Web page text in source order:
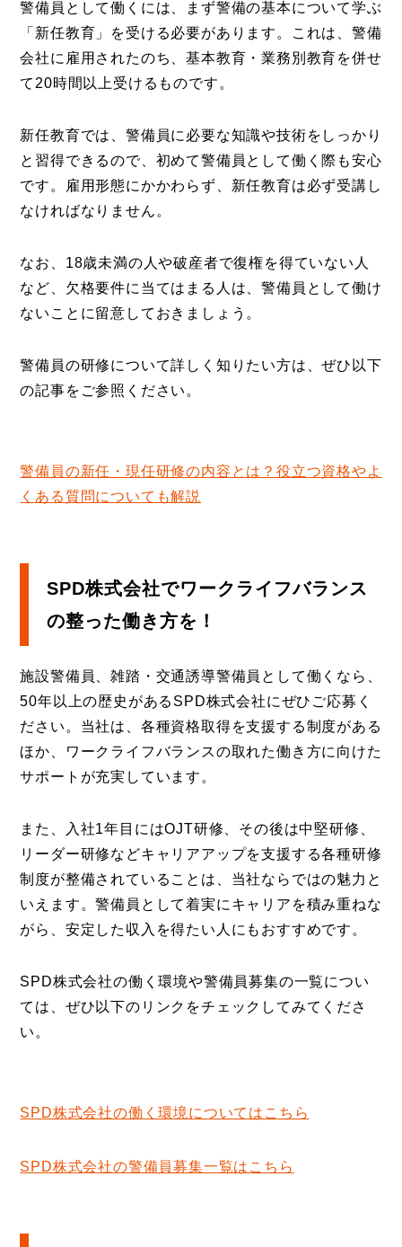
警備員として働くには、まず警備の基本について学ぶ
「新任教育」を受ける必要があります。これは、警備
会社に雇用されたのち、基本教育・業務別教育を併せ
て20時間以上受けるものです。
新任教育では、警備員に必要な知識や技術をしっかり
と習得できるので、初めて警備員として働く際も安心
です。雇用形態にかかわらず、新任教育は必ず受講し
なければなりません。
なお、18歳未満の人や破産者で復権を得ていない人
など、欠格要件に当てはまる人は、警備員として働け
ないことに留意しておきましょう。
警備員の研修について詳しく知りたい方は、ぜひ以下
の記事をご参照ください。
警備員の新任・現任研修の内容とは？役立つ資格やよ
くある質問についても解説
SPD株式会社でワークライフバランス
の整った働き方を！
施設警備員、雑踏・交通誘導警備員として働くなら、
50年以上の歴史があるSPD株式会社にぜひご応募く
ださい。当社は、各種資格取得を支援する制度がある
ほか、ワークライフバランスの取れた働き方に向けた
サポートが充実しています。
また、入社1年目にはOJT研修、その後は中堅研修、
リーダー研修などキャリアアップを支援する各種研修
制度が整備されていることは、当社ならではの魅力と
いえます。警備員として着実にキャリアを積み重ねな
がら、安定した収入を得たい人にもおすすめです。
SPD株式会社の働く環境や警備員募集の一覧につい
ては、ぜひ以下のリンクをチェックしてみてくださ
い。
SPD株式会社の働く環境についてはこちら
SPD株式会社の警備員募集一覧はこちら